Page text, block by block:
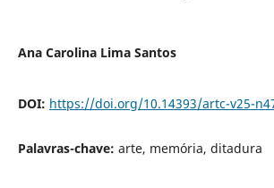
Ana Carolina Lima Santos
DOI: https://doi.org/10.14393/artc-v25-
Palavras-chave: arte, memória, ditadura